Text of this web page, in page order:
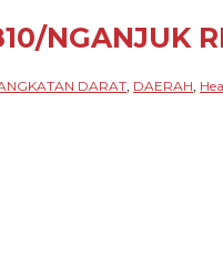
NGANJUK
DARAT, DAERAH,